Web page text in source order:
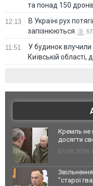
та понад 150
12:13
В Україні рух
запізнюються
11:51
У будинок влучили
Київській
Кремль не
досягти
03.08.2026
"старої